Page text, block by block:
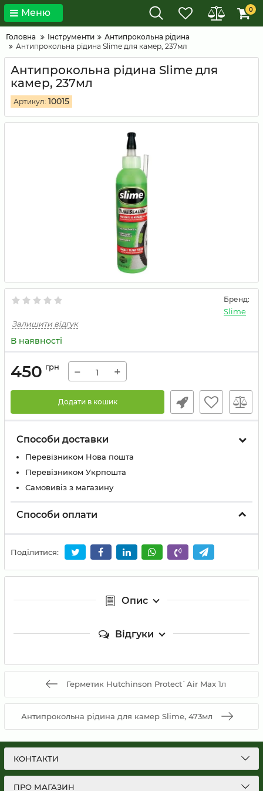
Меню 0
Головна Інструменти
Антипрокольна рідина
Антипрокольна рідина Slime для камер, 237мл
Антипрокольна рідина Slime для
камер, 237мл
Артикул: 10015
Бренд:
Slime
Залишити відгук
В наявності
450 грн − +
Додати в кошик
Способи доставки
Перевізником Нова пошта
Перевізником Укрпошта
Самовивіз з магазину
Способи оплати
Поділитися:
Опис
Відгуки
Герметик Hutchinson Protect`Air Max 1л
Антипрокольна рідина для камер Slime, 473мл
КОНТАКТИ
ПРО МАГАЗИН